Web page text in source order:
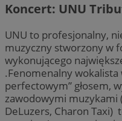
Koncert: UNU
UNU to profesjonalny,
muzyczny stworzony w
wykonującego
.Fenomenalny wokalista
perfectowym” głosem,
zawodowymi muzykami
DeLuzers, Charon Taxi)